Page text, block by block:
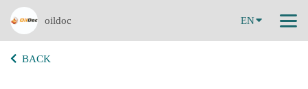
oildoc EN
BACK